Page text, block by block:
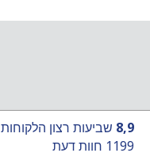
8,9 שביעות רצון הלקוחות
1199 חוות דעת